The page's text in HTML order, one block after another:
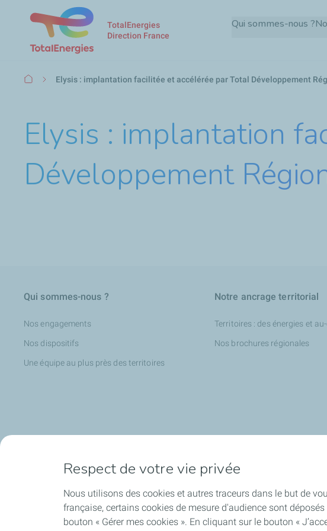
TotalEnergies
Direction France
Qui sommes-nous ?
Fil
Elysis : implantation facilitée et accélérée par Total Développement
Elysis : implantation
Développement
Qui sommes-nous ?
Nos engagements
Nos dispositifs
Une équipe au plus près des territoires
Notre ancrage territorial
Territoires : des énergies et
Nos brochures régionales
Accompagner à l'international
Accompagnement international des PME
L'aide au développement international
Nos actualités
Nos articles
Nos communiqués de presse
Respect de votre vie privée
Nous utilisons des cookies et autres traceurs dans le but de
française, certains cookies de mesure d'audience sont
bouton « Gérer mes cookies ». En cliquant sur le bouton «